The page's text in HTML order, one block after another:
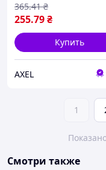
255.79₴
365.41 ₴
Купить
AXEL
1
Смотри также